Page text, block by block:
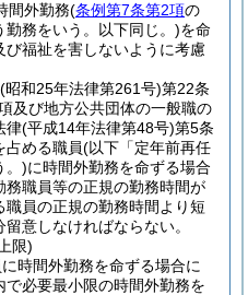
間外勤務(条例第7条第2項の
務をいう。以下同じ。)を命
福祉を害しないように考慮
(昭和25年法律第261号)第22条
及び地方公共団体の一般職の
律(平成14年法律第48号)第5条
占める職員(以下「定年前再任
。)に時間外勤務を命ずる場合
職員等の正規の勤務時間が
員の正規の勤務時間より短
意しなければならない。
限)
時間外勤務を命ずる場合に
必要最小限の時間外勤務を